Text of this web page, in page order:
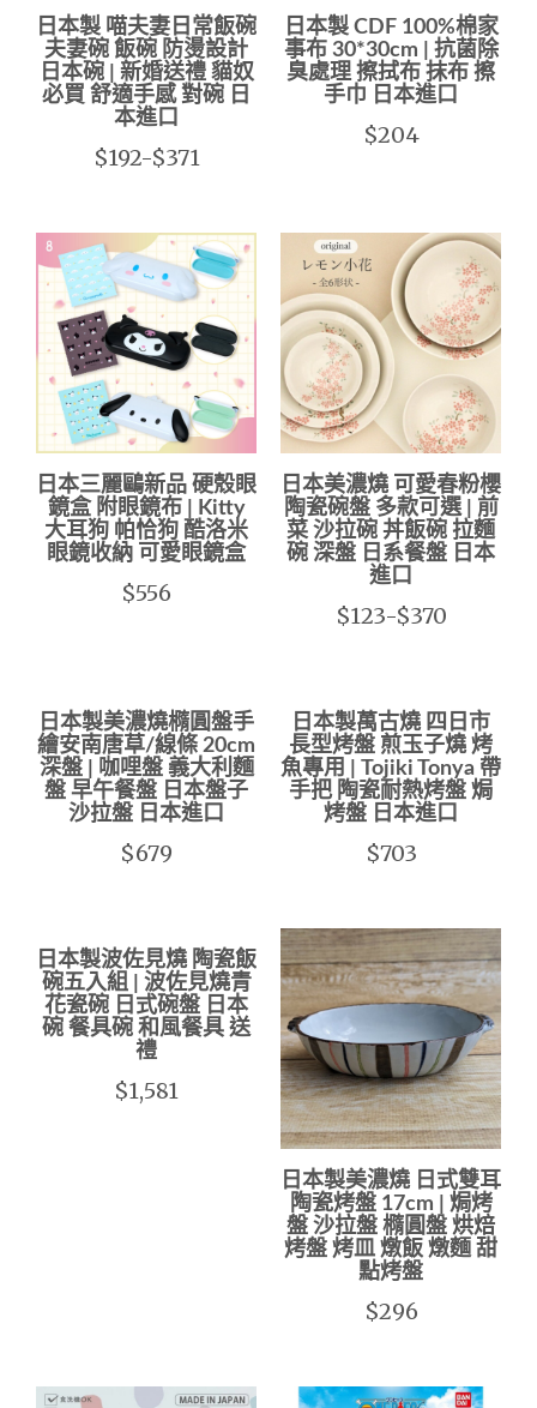
日本製 喵夫妻日常飯碗
夫妻碗 飯碗 防燙設計
日本碗 | 新婚送禮 貓奴
必買 舒適手感 對碗 日
本進口
$192-$371
日本製 CDF 100%棉家
事布 30*30cm | 抗菌除
臭處理 擦拭布 抹布 擦
手巾 日本進口
$204
日本三麗鷗新品 硬殼眼
鏡盒 附眼鏡布 | Kitty
大耳狗 帕恰狗 酷洛米
眼鏡收納 可愛眼鏡盒
$556
日本美濃燒 可愛春粉櫻
陶瓷碗盤 多款可選 | 前
菜 沙拉碗 丼飯碗 拉麵
碗 深盤 日系餐盤 日本
進口
$123-$370
日本製美濃燒橢圓盤手
繪安南唐草/線條 20cm
深盤 | 咖哩盤 義大利麵
盤 早午餐盤 日本盤子
沙拉盤 日本進口
$679
日本製萬古燒 四日市
長型烤盤 煎玉子燒 烤
魚專用 | Tojiki Tonya 帶
手把 陶瓷耐熱烤盤 焗
烤盤 日本進口
$703
日本製波佐見燒 陶瓷飯
碗五入組 | 波佐見燒青
花瓷碗 日式碗盤 日本
碗 餐具碗 和風餐具 送
禮
$1,581
日本製美濃燒 日式雙耳
陶瓷烤盤 17cm | 焗烤
盤 沙拉盤 橢圓盤 烘焙
烤盤 烤皿 燉飯 燉麵 甜
點烤盤
$296